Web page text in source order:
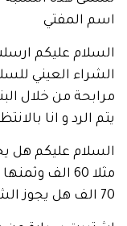
عليكم ارسلت
العيني
من خلال البنك
و انا بالانتظار
عليكم هل يجوز
مثلا 60 الف وثمنها